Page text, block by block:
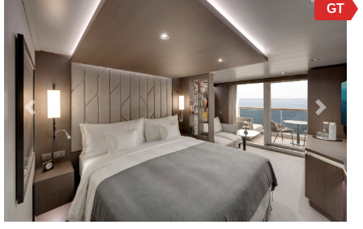
Previous Next
GT